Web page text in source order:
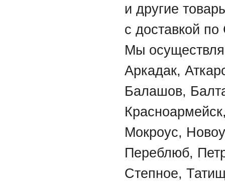
и другие
с доставкой
Мы
Аркадак,
Балашов,
Мокроус,
Переблюб,
Степное,